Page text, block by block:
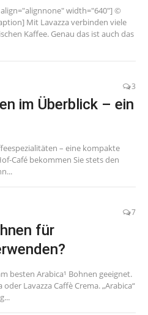
width="640"] ©
Mit Lavazza verbinden viele
Kaffee. Genau das ist auch das
3
im Überblick – ein
– eine kompakte
Café bekommen Sie stets den
7
für
besten Arabica¹ Bohnen geeignet.
Lavazza Caffè Crema. „Arabica“